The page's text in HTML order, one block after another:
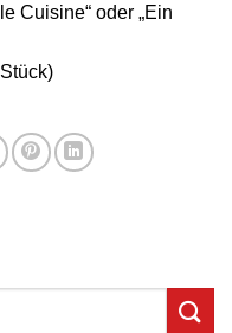
Cuisine“ oder „Ein